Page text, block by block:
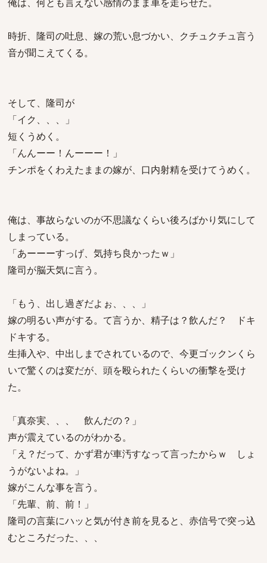
時折、隆司の吐息、嫁の荒い息づかい、クチュクチュ言う
音が聞こえてくる。
そして、隆司が
「イク、、、」
短くうめく。
「んんーー！んーーー！」
チンポをくわえたままの嫁が、口内射精を受けてうめく。
俺は、事故らないのが不思議なくらい後ろばかり気にして
しまっている。
「あーーーすっげ、気持ち良かったｗ」
隆司が脳天気に言う。
「もう、出し過ぎだよぉ、、、」
嫁の明るい声がする。て言うか、精子は？飲んだ？ ドキ
ドキする。
生挿入や、中出しまでされているので、今更ゴックンくら
いで驚くのは変だが、頭を殴られたくらいの衝撃を受け
た。
「真奈実、、、 飲んだの？」
声が震えているのがわかる。
「え？だって、かず君が車汚すなって言ったからｗ しょ
うがないよね。」
嫁がこんな事を言う。
「先輩、前、前！」
隆司の言葉にハッと気が付き前を見ると、赤信号で突っ込
むところだった、、、